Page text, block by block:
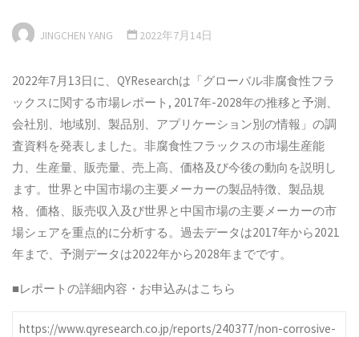
JINGCHEN YANG 2022年7月14日
2022年7月13日に、QYResearchは「グローバル非腐食性フラ
ックスに関する市場レポート, 2017年-2028年の推移と予測、
会社別、地域別、製品別、アプリケーション別の情報」の調
査資料を発表しました。非腐食性フラックスの市場生産能
力、生産量、販売量、売上高、価格及び今後の動向を説明し
ます。世界と中国市場の主要メーカーの製品特徴、製品規
格、価格、販売収入及び世界と中国市場の主要メーカーの市
場シェアを重点的に分析する。過去データは2017年から2021
年まで、予測データは2022年から2028年までです。
■レポートの詳細内容・お申込みはこちら
https://www.qyresearch.co.jp/reports/240377/non-corrosive-